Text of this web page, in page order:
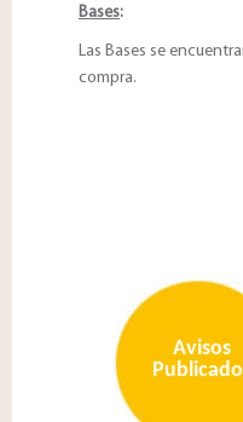
Bases:
Las Bases se
compra.
Avisos